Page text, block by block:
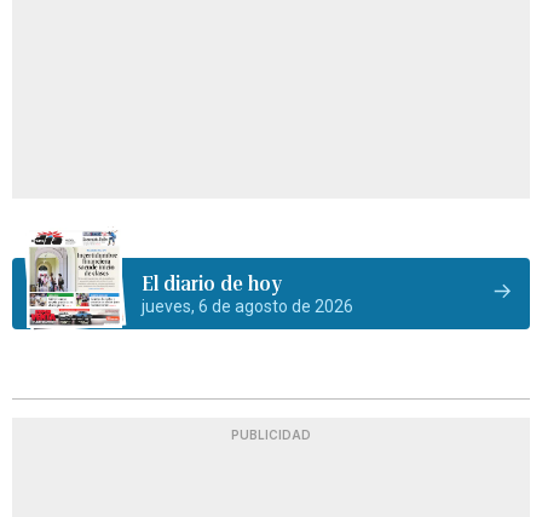
El diario de hoy
jueves, 6 de agosto de 2026
PUBLICIDAD